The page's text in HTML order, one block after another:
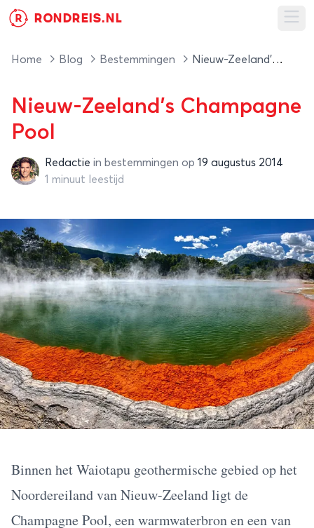
R RONDREIS.NL
Home Blog Bestemmingen Nieuw-Zeeland's Champagne Pool
Nieuw-Zeeland's Champagne
Pool
RedactieRedactie in bestemmingen op 19 augustus 2014
1 minuut leestijd
Binnen het Waiotapu geothermische gebied op het
Noordereiland van Nieuw-Zeeland ligt de
Champagne Pool, een warmwaterbron en een van